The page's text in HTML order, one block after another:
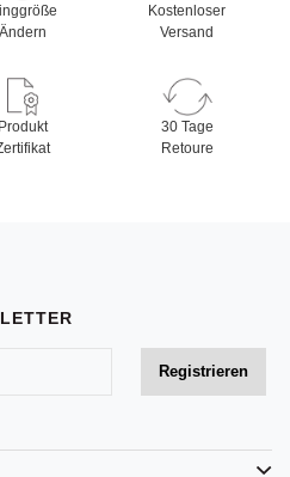
Ändern
Kostenloser
Versand
Produkt
30 Tage
Retoure